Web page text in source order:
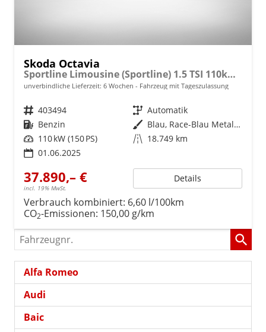
Skoda Octavia
Sportline Limousine (Sportline) 1.5 TSI 110kW (150 PS) 7-Gang DSG
unverbindliche Lieferzeit: 6 Wochen Fahrzeug mit Tageszulassung
Fahrzeugnr. 403494 Getriebe Automatik
Kraftstoff Benzin Außenfarbe
Blau, Race-Blau Metallic (8X)
Leistung 110 kW (150 PS) Kilometerstand 18.749 km
01.06.2025
37.890,– €
incl. 19% MwSt.
Details
Verbrauch kombiniert: 6,60 l/100km
CO2-Emissionen: 150,00 g/km
Fahrzeugnr.
Alfa Romeo
Audi
Baic